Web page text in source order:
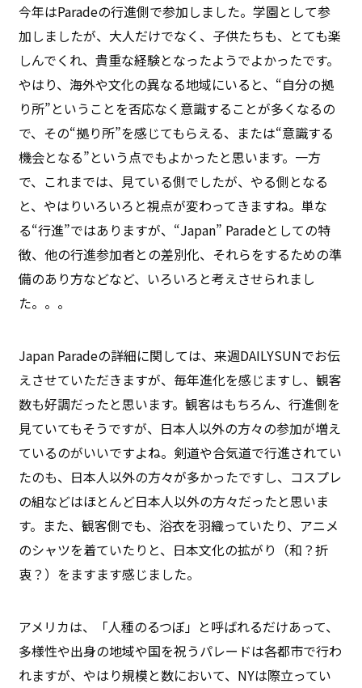
今年はParadeの行進側で参加しました。学園として参
加しましたが、大人だけでなく、子供たちも、とても楽
しんでくれ、貴重な経験となったようでよかったです。
やはり、海外や文化の異なる地域にいると、“自分の拠
り所”ということを否応なく意識することが多くなるの
で、その“拠り所”を感じてもらえる、または“意識する
機会となる”という点でもよかったと思います。一方
で、これまでは、見ている側でしたが、やる側となる
と、やはりいろいろと視点が変わってきますね。単な
る“行進”ではありますが、“Japan” Paradeとしての特
徴、他の行進参加者との差別化、それらをするための準
備のあり方などなど、いろいろと考えさせられまし
た。。。
Japan Paradeの詳細に関しては、来週DAILYSUNでお伝
えさせていただきますが、毎年進化を感じますし、観客
数も好調だったと思います。観客はもちろん、行進側を
見ていてもそうですが、日本人以外の方々の参加が増え
ているのがいいですよね。剣道や合気道で行進されてい
たのも、日本人以外の方々が多かったですし、コスプレ
の組などはほとんど日本人以外の方々だったと思いま
す。また、観客側でも、浴衣を羽織っていたり、アニメ
のシャツを着ていたりと、日本文化の拡がり（和？折
衷？）をますます感じました。
アメリカは、「人種のるつぼ」と呼ばれるだけあって、
多様性や出身の地域や国を祝うパレードは各都市で行わ
れますが、やはり規模と数において、NYは際立ってい